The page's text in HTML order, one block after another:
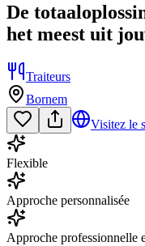
De
het meest uit
Traiteurs
Bornem
Visitez le
Flexible
Approche personnalisée
Approche professionnelle